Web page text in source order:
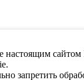
настоящим
запретить